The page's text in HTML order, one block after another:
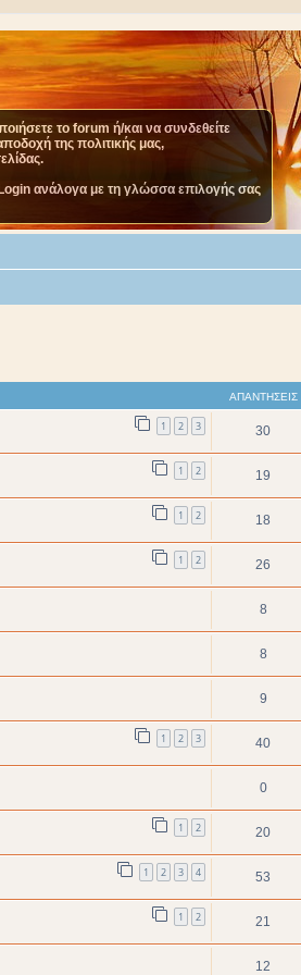
ΑΠΑΝΤΉΣΕΙΣ
1 2 3 30
1 2 19
1 2 18
1 2 26
8
8
9
1 2 3 40
0
1 2 20
1 2 3 4 53
1 2 21
12
το forum ή/και να συνδεθείτε
της πολιτικής μας,
ανάλογα με τη γλώσσα επιλογής σας